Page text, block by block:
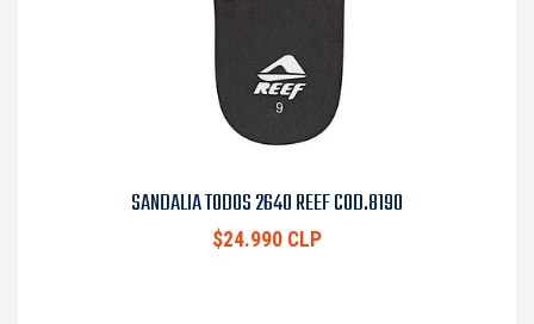
SANDALIA TODOS 2640 REEF COD.8190
$24.990 CLP